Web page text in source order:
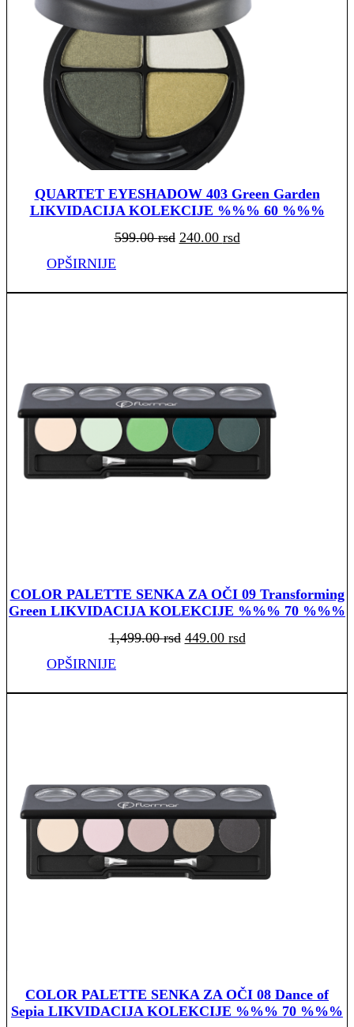
QUARTET EYESHADOW 403 Green Garden
LIKVIDACIJA KOLEKCIJE %%% 60 %%%
599.00rsd Originalna
cena
240.00 rsdTrenutna
cena
OPŠIRNIJE
COLOR PALETTE SENKA ZA OČI 09 Transforming
Green LIKVIDACIJA KOLEKCIJE %%% 70 %%%
1,499.00rsd Originalna
cena
449.00 rsdTrenutna
cena
OPŠIRNIJE
COLOR PALETTE SENKA ZA OČI 08 Dance of
Sepia LIKVIDACIJA KOLEKCIJE %%% 70 %%%